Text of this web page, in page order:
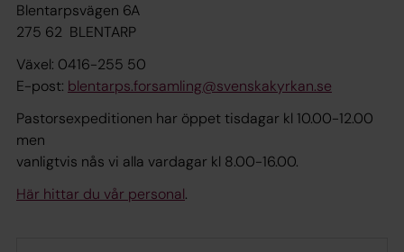
Blentarpsvägen 6A
275 62 BLENTARP
Växel: 0416-255 50
E-post: blentarps.forsamling@svenskakyrkan.se
Pastorsexpeditionen har öppet tisdagar kl 10.00-12.00
men
vanligtvis nås vi alla vardagar kl 8.00-16.00.
Här hittar du vår personal.